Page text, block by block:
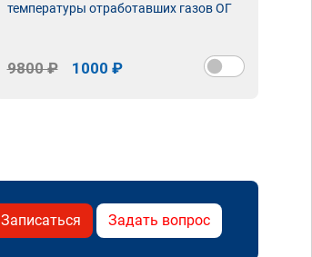
температуры отработавших газов ОГ
9800 ₽ 1000 ₽
Записаться Задать вопрос